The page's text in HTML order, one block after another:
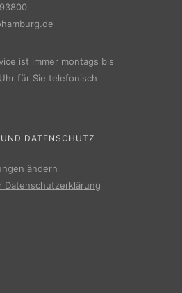
ist immer montags bis
für Sie telefonisch
DATENSCHUTZ
ändern
Datenschutzerklärung